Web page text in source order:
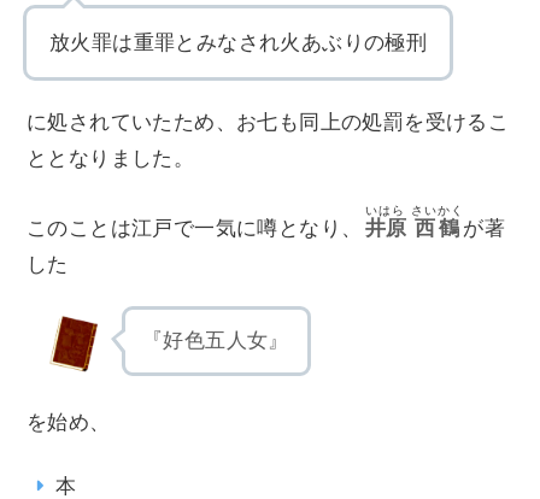
放火罪は重罪とみなされ火あぶりの極刑
に処されていたため、お七も同上の処罰を受けるこ
ととなりました。
このことは江戸で一気に噂となり、 井原
いはら
西鶴
さいかく
が著
した
『好色五人女』
を始め、
本